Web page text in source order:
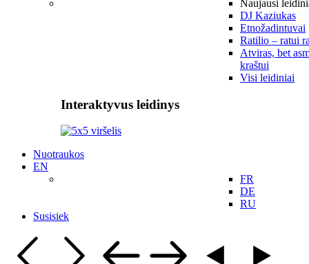
Naujausi
DJ Kaziukas
Etnožadintuvai
Ratilio – ratui
Atviras, bet
kraštui
Visi leidiniai
Interaktyvus leidinys
Nuotraukos
EN
FR
DE
RU
Susisiek